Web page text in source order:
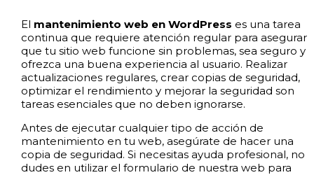
El mantenimiento web en WordPress es una tarea
continua que requiere atención regular para asegurar
que tu sitio web funcione sin problemas, sea seguro y
ofrezca una buena experiencia al usuario. Realizar
actualizaciones regulares, crear copias de seguridad,
optimizar el rendimiento y mejorar la seguridad son
tareas esenciales que no deben ignorarse.
Antes de ejecutar cualquier tipo de acción de
mantenimiento en tu web, asegúrate de hacer una
copia de seguridad. Si necesitas ayuda profesional, no
dudes en utilizar el formulario de nuestra web para